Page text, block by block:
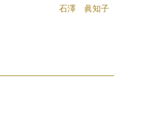
石澤 眞知子